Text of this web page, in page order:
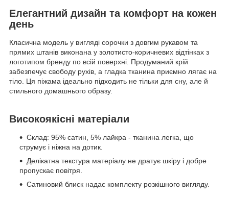
Елегантний дизайн та комфорт на кожен
день
Класична модель у вигляді сорочки з довгим рукавом та
прямих штанів виконана у золотисто-коричневих відтінках з
логотипом бренду по всій поверхні. Продуманий крій
забезпечує свободу рухів, а гладка тканина приємно лягає на
тіло. Ця піжама ідеально підходить не тільки для сну, але й
стильного домашнього образу.
Високоякісні матеріали
Склад: 95% сатин, 5% лайкра - тканина легка, що
струмує і ніжна на дотик.
Делікатна текстура матеріалу не дратує шкіру і добре
пропускає повітря.
Сатиновий блиск надає комплекту розкішного вигляду.